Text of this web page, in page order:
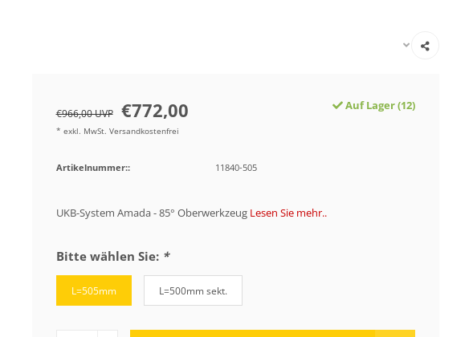
€966,00 UVP €772,00
* exkl. MwSt. Versandkostenfrei
Auf Lager (12)
Artikelnummer:: 11840-505
UKB-System Amada - 85° Oberwerkzeug Lesen Sie mehr..
Bitte wählen Sie: *
L=505mm L=500mm sekt.